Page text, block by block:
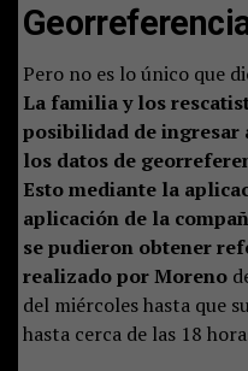
Pero no es lo único que
La familia y los
posibilidad de ingresar
los datos de
Esto mediante la
aplicación de la
se pudieron obtener
realizado por Moreno
del miércoles hasta que
hasta cerca de las 18